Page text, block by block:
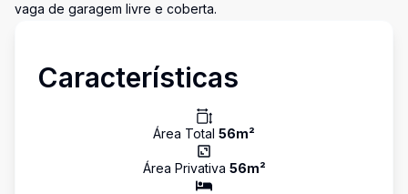
vaga de garagem livre e coberta.
Características
Área Total 56m²
Área Privativa 56m²